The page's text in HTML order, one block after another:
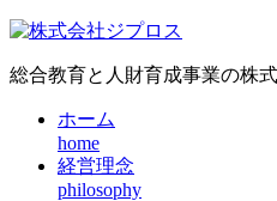
総合教育と人財育成事業の株
ホーム
home
経営理念
philosophy